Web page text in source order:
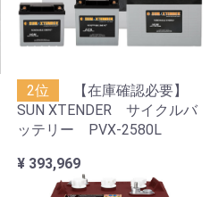
2位
【在庫確認必要】
SUN XTENDER サイクルバ
ッテリー PVX-2580L
¥ 393,969